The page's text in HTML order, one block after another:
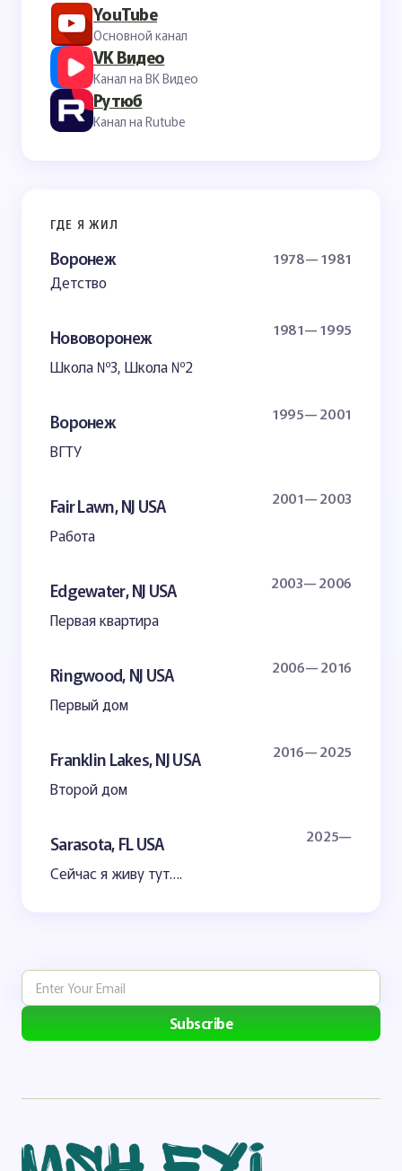
YouTube
Основной канал
VK Видео
Канал на ВК Видео
Рутюб
Канал на Rutube
ГДЕ Я ЖИЛ
Воронеж 1978— 1981
Детство
Нововоронеж 1981— 1995
Школа №3, Школа №2
Воронеж 1995— 2001
ВГТУ
Fair Lawn, NJ USA 2001— 2003
Работа
Edgewater, NJ USA 2003— 2006
Первая квартира
Ringwood, NJ USA 2006— 2016
Первый дом
Franklin Lakes, NJ USA 2016— 2025
Второй дом
Sarasota, FL USA 2025—
Сейчас я живу тут….
Subscribe